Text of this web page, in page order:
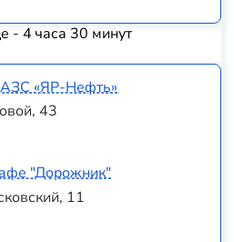
- 4 часа 30 минут
АЗС «ЯР-Нефть»
43
"Дорожник"
11